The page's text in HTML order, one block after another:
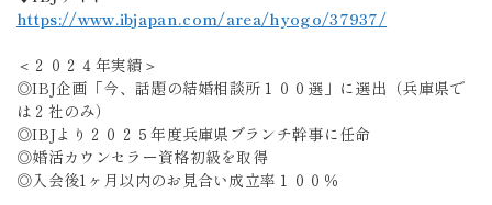
https://www.ibjapan.com/area/hyogo/37937/
＜２０２４年実績＞
◎IBJ企画「今、話題の結婚相談所１００選」に選出（兵庫県で
は２社のみ）
◎IBJより２０２５年度兵庫県ブランチ幹事に任命
◎婚活カウンセラー資格初級を取得
◎入会後1ヶ月以内のお見合い成立率１００％